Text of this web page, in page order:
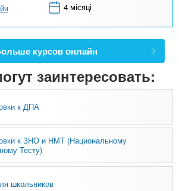
4 місяці
курсов онлайн
заинтересовать:
к ДПА
к ЗНО и НМТ (Национальному
Тесту)
школьников